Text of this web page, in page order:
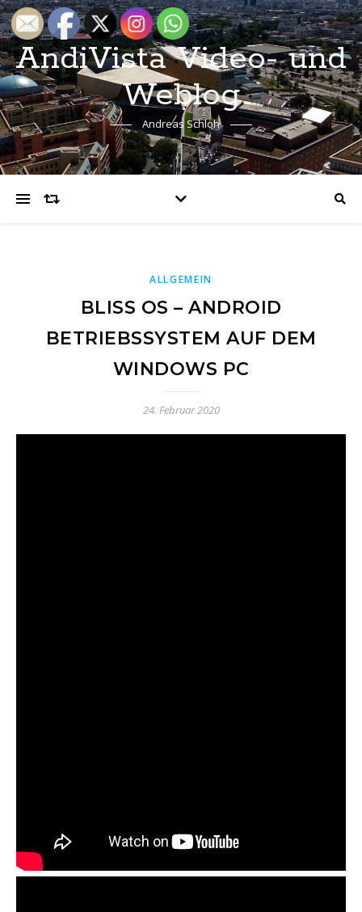
AndiVista Video- und
Weblog
Andreas Schloh
ALLGEMEIN
BLISS OS – ANDROID
BETRIEBSSYSTEM AUF DEM
WINDOWS PC
24. Februar 2020